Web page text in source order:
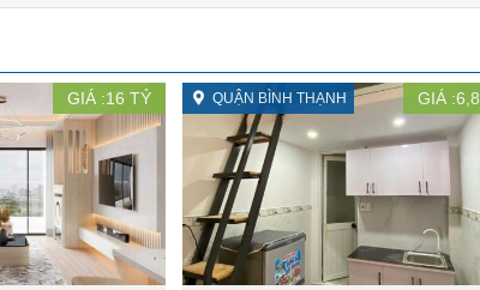
GIÁ :16 TỶ QUẬN BÌNH THẠNH GIÁ :6,8